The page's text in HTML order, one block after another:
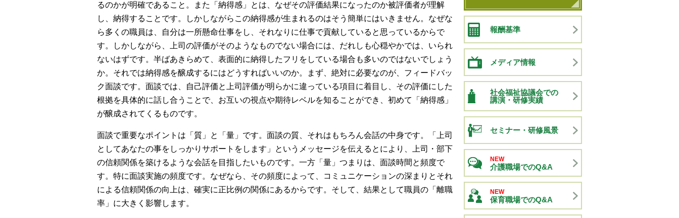
るのかが明確であること。また「納得感」とは、なぜその評価結果になったのか被評価者が理解
し、納得することです。しかしながらこの納得感が生まれるのはそう簡単にはいきません。なぜな
ら多くの職員は、自分は一所懸命仕事をし、それなりに仕事で貢献していると思っているからで
す。しかしながら、上司の評価がそのようなものでない場合には、だれしも心穏やかでは、いられ
ないはずです。半ばあきらめて、表面的に納得したフリをしている場合も多いのではないでしょう
か。それでは納得感を醸成するにはどうすればいいのか。まず、絶対に必要なのが、フィードバッ
ク面談です。面談では、自己評価と上司評価が明らかに違っている項目に着目し、その評価にした
根拠を具体的に話し合うことで、お互いの視点や期待レベルを知ることができ、初めて「納得感」
が醸成されてくるものです。
面談で重要なポイントは「質」と「量」です。面談の質、それはもちろん会話の中身です。「上司
としてあなたの事をしっかりサポートをします」というメッセージを伝えるとにより、上司・部下
の信頼関係を築けるような会話を目指したいものです。一方「量」つまりは、面談時間と頻度で
す。特に面談実施の頻度です。なぜなら、その頻度によって、コミュニケーションの深まりとそれ
による信頼関係の向上は、確実に正比例の関係にあるからです。そして、結果として職員の「離職
率」に大きく影響します。
報酬基準
メディア情報
社会福祉協議会での
講演・研修実績
セミナー・研修風景
NEW
介護職場でのQ&A
NEW
保育職場でのQ&A